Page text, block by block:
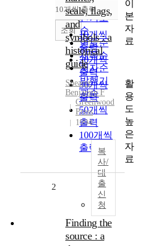
순
인기도
순
연도순
제목순
저자순
발행기
관순
내림차순
10개씩 출력
10개씩
출력
20개씩
출력
30개씩
출력
50개씩
출력
100개씩
출력
조회
seals, flags,
and
symbols : a
historical
guide
Shearer,
Benjamin F
Greenwood
Press
1994
복
사/
대
출
신
청
2
Finding the
source : a
이
본
자
료
활
용
도
높
은
자
료